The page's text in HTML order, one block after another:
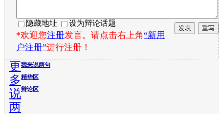
隐藏地址 设为辩论话题
*欢迎您注册发言。请点击右上角“新用
户注册”进行注册！
我来说两句
精华区
辩论区
更
多
说
两